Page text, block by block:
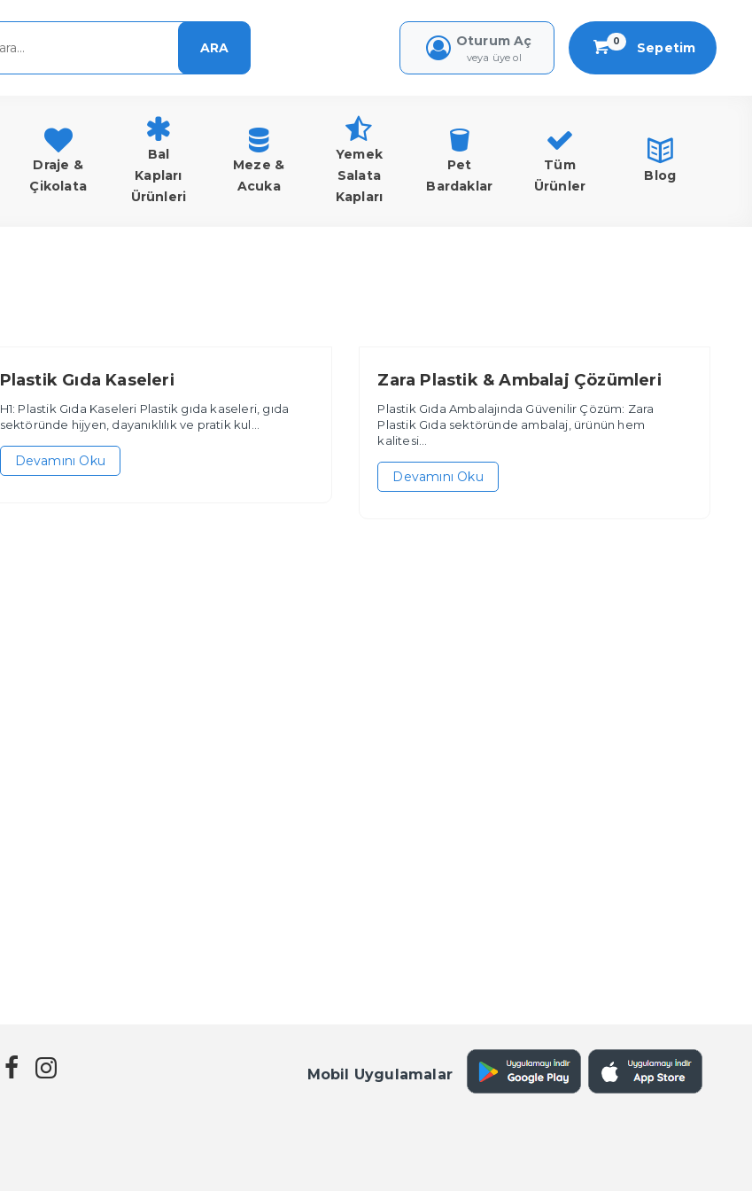
ARA Oturum Aç
veya üye ol
0 Sepetim
Draje &
Çikolata
Bal
Kapları
Ürünleri
Meze &
Acuka
Yemek
Salata
Kapları
Pet
Bardaklar
Tüm
Ürünler
Blog
Plastik Gıda Kaseleri
H1: Plastik Gıda Kaseleri Plastik gıda kaseleri, gıda
sektöründe hijyen, dayanıklılık ve pratik kul...
Devamını Oku
Zara Plastik & Ambalaj Çözümleri
Plastik Gıda Ambalajında Güvenilir Çözüm: Zara
Plastik Gıda sektöründe ambalaj, ürünün hem
kalitesi...
Devamını Oku
Mobil Uygulamalar